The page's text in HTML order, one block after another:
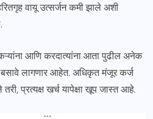
वायू उत्सर्जन कमी झाले अशी
आणि करदात्यांना आता पुढील अनेक
लागणार आहेत. अधिकृत मंजूर कर्ज
प्रत्यक्ष खर्च यापेक्षा खूप जास्त आहे.